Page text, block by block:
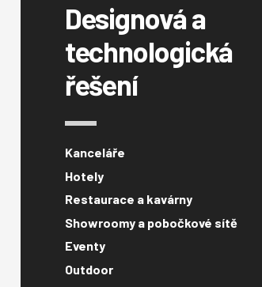
Designová a
technologická
řešení
Kanceláře
Hotely
Restaurace a kavárny
Showroomy a pobočkové sítě
Eventy
Outdoor